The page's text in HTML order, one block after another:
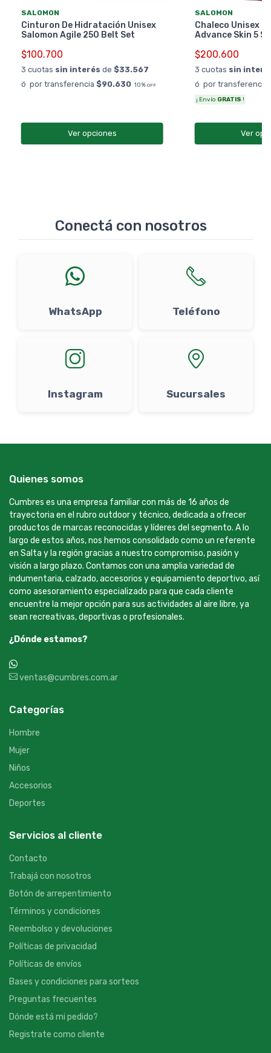
SALOMON
Cinturon De Hidratación Unisex
Salomon Agile 250 Belt Set
$100.700
3 cuotas sin interés de $33.567
ó por transferencia $90.630 10% OFF
Ver opciones
SALOMON
Chaleco Unisex
Advance Skin 5
$200.600
3 cuotas sin
ó por transferencia
¡ Envío GRATIS !
Ver
Conectá con nosotros
WhatsApp Teléfono
Instagram Sucursales
Quienes somos
Cumbres es una empresa familiar con más de 16 años de
trayectoria en el rubro outdoor y técnico, dedicada a ofrecer
productos de marcas reconocidas y líderes del segmento. A lo
largo de estos años, nos hemos consolidado como un referente
en Salta y la región gracias a nuestro compromiso, pasión y
visión a largo plazo. Contamos con una amplia variedad de
indumentaria, calzado, accesorios y equipamiento deportivo, así
como asesoramiento especializado para que cada cliente
encuentre la mejor opción para sus actividades al aire libre, ya
sean recreativas, deportivas o profesionales.
¿Dónde estamos?
ventas@cumbres.com.ar
Categorías
Hombre
Mujer
Niños
Accesorios
Deportes
Servicios al cliente
Contacto
Trabajá con nosotros
Botón de arrepentimiento
Términos y condiciones
Reembolso y devoluciones
Políticas de privacidad
Políticas de envíos
Bases y condiciones para sorteos
Preguntas frecuentes
Dónde está mi pedido?
Registrate como cliente